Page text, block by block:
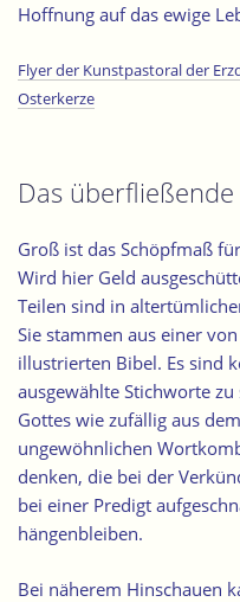
Hoffnung auf das ewige
Flyer der Kunstpastoral der
Osterkerze
Das
Groß ist das Schöpfmaß
Wird hier Geld
Teilen sind in
Sie stammen aus einer
illustrierten Bibel. Es sind
ausgewählte Stichworte
Gottes wie zufällig aus
ungewöhnlichen
denken, die bei der
bei einer Predigt
hängenbleiben.
Bei näherem Hinschauen